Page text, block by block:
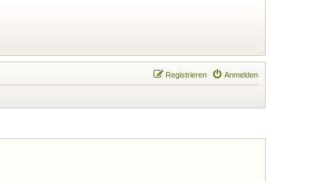
Anmelden
Registrieren